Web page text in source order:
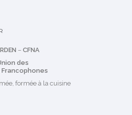
– CFNA
des
formée à la cuisine